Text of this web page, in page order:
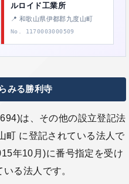
ルロイド工業所
📍 和歌山県伊都郡九度山町
No. 1170003000509
みる勝利寺
は、その他の設立登記法
町 に登記されている法人で
年10月)に番号指定を受け
る法人です。